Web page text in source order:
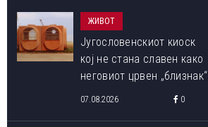
ЖИВОТ
Југословенскиот киоск
кој не стана славен како
неговиот црвен „близнак“
07.08.2026 0